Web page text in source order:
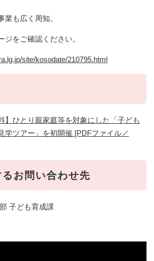
業も広く周知。​
をご確認ください。
site/kosodate/210795.html
】ひとり親家庭等を対象にした「子ども
学ツアー」を初開催 [PDFファイル／
お問い合わせ先
子ども育成課